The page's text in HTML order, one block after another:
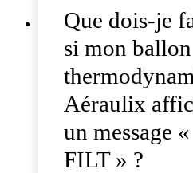
Que dois-je
si mon ballon
Aéraulix
un message «
FILT » ?